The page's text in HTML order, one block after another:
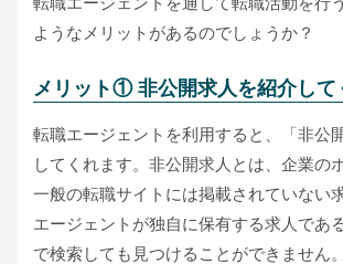
ようなメリットがあるのでしょうか？
メリット① 非公開求人を紹介して
転職エージェントを利用すると、「非公
してくれます。非公開求人とは、企業の
一般の転職サイトには掲載されていない
エージェントが独自に保有する求人であ
で検索しても見つけることができません。